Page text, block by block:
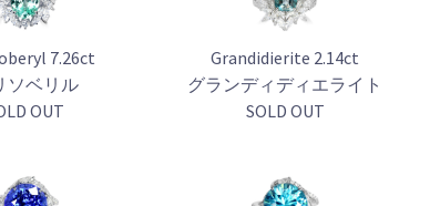
7.26ct
ソベリル
OUT
Grandidierite 2.14ct
グランディディエライト
SOLD OUT